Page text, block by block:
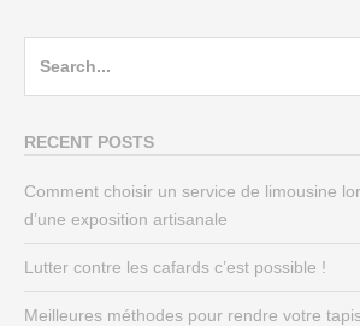
RECENT POSTS
Comment choisir un service de limousine
d’une exposition artisanale
Lutter contre les cafards c’est possible !
Meilleures méthodes pour rendre votre